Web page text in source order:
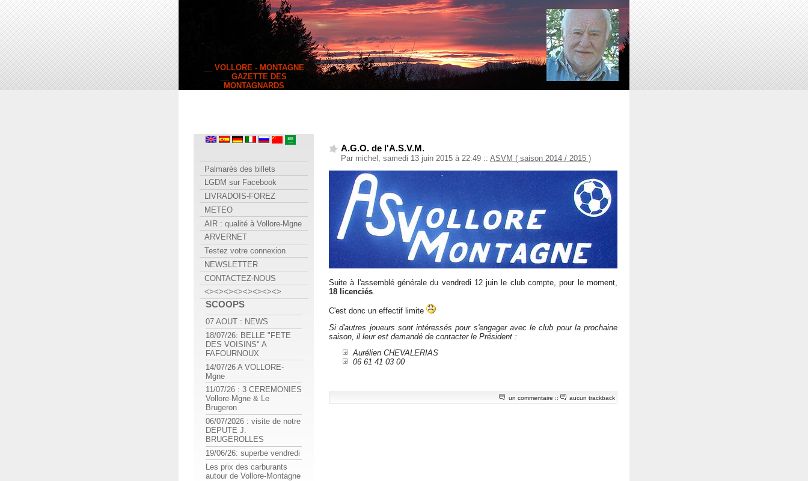
__ VOLLORE - MONTAGNE
__ GAZETTE DES
MONTAGNARDS
A.G.O. de l'A.S.V.M.
Par michel, samedi 13 juin 2015 à 22:49 :: ASVM ( saison 2014 / 2015 )
Suite à l'assemblé générale du vendredi 12 juin le club compte, pour le moment,
18 licenciés
C'est donc un effectif limite
Si d'autres joueurs sont intéressés pour s'engager avec le club pour la prochaine
saison, il leur est demandé de contacter le Président :
Aurélien CHEVALERIAS
06 61 41 03 00
un commentaire :: aucun trackback
Palmarès des billets
LGDM sur Facebook
LIVRADOIS-FOREZ
METEO
AIR : qualité à Vollore-Mgne
ARVERNET
Testez votre connexion
NEWSLETTER
CONTACTEZ-NOUS
<><><><><><><><>
SCOOPS
07 AOUT : NEWS
18/07/26: BELLE "FETE
DES VOISINS" A
FAFOURNOUX
14/07/26 A VOLLORE-
Mgne
11/07/26 : 3 CEREMONIES
Vollore-Mgne & Le
Brugeron
06/07/2026 : visite de notre
DEPUTE J.
BRUGEROLLES
19/06/26: superbe vendredi
Les prix des carburants
autour de Vollore-Montagne